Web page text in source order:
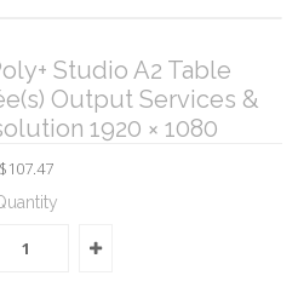
Studio A2 Table
Output Services &
1920 × 1080
$107.47